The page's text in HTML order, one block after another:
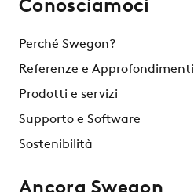
Conosciamoci
Perché Swegon?
Referenze e Approfondimenti
Prodotti e servizi
Supporto e Software
Sostenibilità